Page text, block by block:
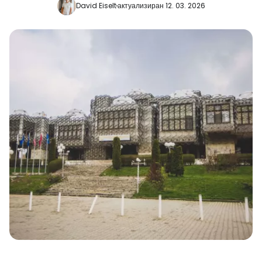
David Eiseltактуализиран 12. 03. 2026
Продължете с имейл